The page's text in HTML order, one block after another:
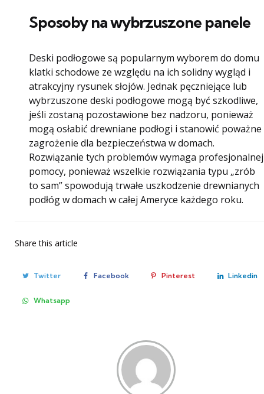
Sposoby na wybrzuszone panele
Deski podłogowe są popularnym wyborem do domu
klatki schodowe ze względu na ich solidny wygląd i
atrakcyjny rysunek słojów. Jednak pęczniejące lub
wybrzuszone deski podłogowe mogą być szkodliwe,
jeśli zostaną pozostawione bez nadzoru, ponieważ
mogą osłabić drewniane podłogi i stanowić poważne
zagrożenie dla bezpieczeństwa w domach.
Rozwiązanie tych problemów wymaga profesjonalnej
pomocy, ponieważ wszelkie rozwiązania typu „zrób
to sam” spowodują trwałe uszkodzenie drewnianych
podłóg w domach w całej Ameryce każdego roku.
Share this article
Twitter Facebook Pinterest Linkedin
Whatsapp